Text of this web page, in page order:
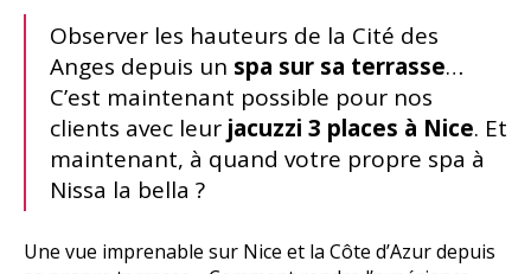
Observer les hauteurs de la Cité des
Anges depuis un spa sur sa terrasse…
C’est maintenant possible pour nos
clients avec leur jacuzzi 3 places à Nice. Et
maintenant, à quand votre propre spa à
Nissa la bella ?
Une vue imprenable sur Nice et la Côte d’Azur depuis